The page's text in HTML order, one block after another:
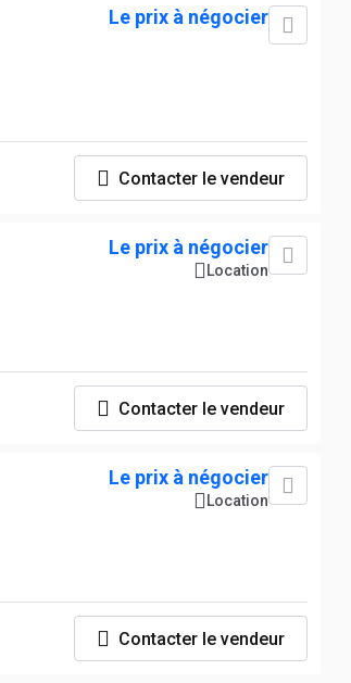
Le prix à négocier
Contacter le vendeur
Le prix à négocier
Location
Contacter le vendeur
Le prix à négocier
Location
Contacter le vendeur